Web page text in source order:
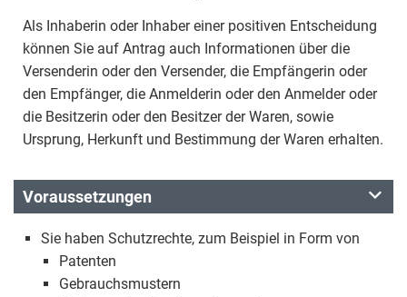
Als Inhaberin oder Inhaber einer positiven Entscheidung
können Sie auf Antrag auch Informationen über die
Versenderin oder den Versender, die Empfängerin oder
den Empfänger, die Anmelderin oder den Anmelder oder
die Besitzerin oder den Besitzer der Waren, sowie
Ursprung, Herkunft und Bestimmung der Waren erhalten.
Voraussetzungen
Sie haben Schutzrechte, zum Beispiel in Form von
Patenten
Gebrauchsmustern